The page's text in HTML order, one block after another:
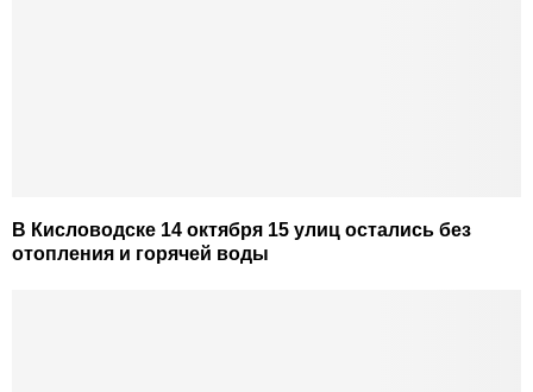
В Кисловодске 14 октября 15 улиц остались без
отопления и горячей воды